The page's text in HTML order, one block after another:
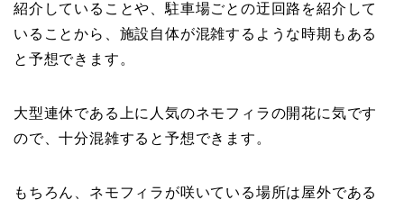
紹介していることや、駐車場ごとの迂回路を紹介して
いることから、施設自体が混雑するような時期もある
と予想できます。
大型連休である上に人気のネモフィラの開花に気です
ので、十分混雑すると予想できます。
もちろん、ネモフィラが咲いている場所は屋外である